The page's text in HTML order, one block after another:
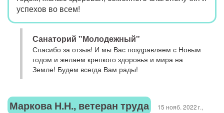
успехов во всем!
Санаторий "Молодежный"
Спасибо за отзыв! И мы Вас поздравляем с Новым
годом и желаем крепкого здоровья и мира на
Земле! Будем всегда Вам рады!
Маркова Н.Н., ветеран труда
15 нояб. 2022 г.,